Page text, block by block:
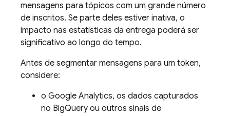
mensagens para tópicos com um grande número
de inscritos. Se parte deles estiver inativa, o
impacto nas estatísticas da entrega poderá ser
significativo ao longo do tempo.
Antes de segmentar mensagens para um token,
considere:
o Google Analytics, os dados capturados
no BigQuery ou outros sinais de